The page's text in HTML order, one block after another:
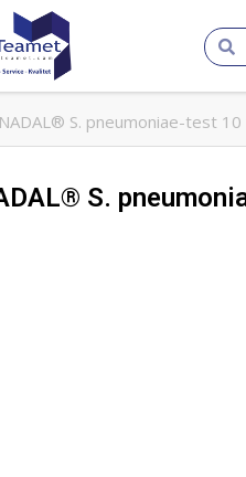
S. pneumoniae-test
S.